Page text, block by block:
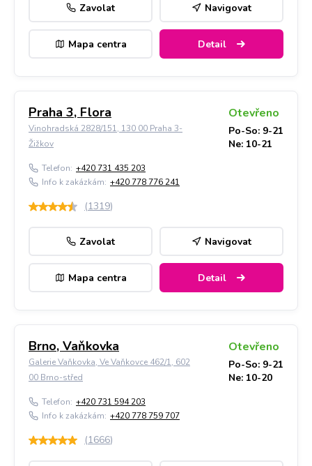
Zavolat Navigovat
Mapa centra Detail
Praha 3, Flora
Vinohradská 2828/151, 130 00 Praha 3-
Žižkov
Otevřeno
Po-So: 9-21
Ne: 10-21
Telefon: +420 731 435 203
Info k zakázkám: +420 778 776 241
(1319)
Zavolat Navigovat
Mapa centra Detail
Brno, Vaňkovka
Galerie Vaňkovka, Ve Vaňkovce 462/1, 602
00 Brno-střed
Otevřeno
Po-So: 9-21
Ne: 10-20
Telefon: +420 731 594 203
Info k zakázkám: +420 778 759 707
(1666)